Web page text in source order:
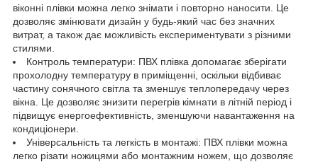
віконні плівки можна легко знімати і повторно наносити. Це
дозволяє змінювати дизайн у будь-який час без значних
витрат, а також дає можливість експериментувати з різними
стилями.
Контроль температури: ПВХ плівка допомагає зберігати
прохолодну температуру в приміщенні, оскільки відбиває
частину сонячного світла та зменшує теплопередачу через
вікна. Це дозволяє знизити перегрів кімнати в літній період і
підвищує енергоефективність, зменшуючи навантаження на
кондиціонери.
Універсальність та легкість в монтажі: ПВХ плівки можна
легко різати ножицями або монтажним ножем, що дозволяє